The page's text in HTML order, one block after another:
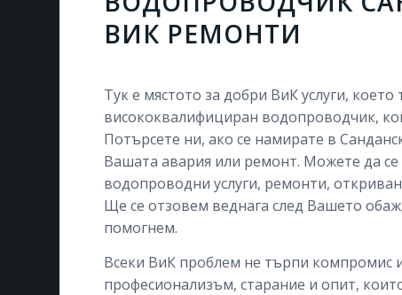
ВИК РЕМОНТИ
Тук е мястото за добри ВиК услуги,
висококвалифициран водопроводчик,
Потърсете ни, ако се намирате в
Вашата авария или ремонт. Можете да
водопроводни услуги, ремонти,
Ще се отзовем веднага след Вашето
помогнем.
Всеки ВиК проблем не търпи компромис
професионализъм, старание и опит,